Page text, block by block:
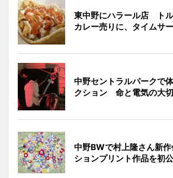
東中野にハラール店 ト
カレー売りに、タイムサ
中野セントラルパークで
クション 命と電気の大
中野BWで村上隆さん新
ションプリント作品を初